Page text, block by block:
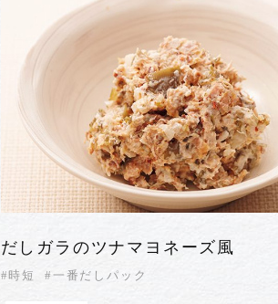
だしガラのツナマヨネーズ風
#時短 #一番だしパック